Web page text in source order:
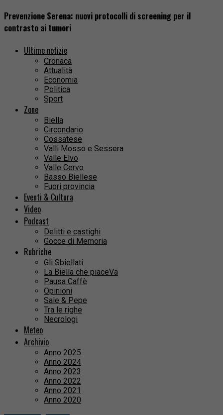
Prevenzione Serena: nuovi protocolli di screening per il
contrasto ai tumori
Ultime notizie
Cronaca
Attualità
Economia
Politica
Sport
Zone
Biella
Circondario
Cossatese
Valli Mosso e Sessera
Valle Elvo
Valle Cervo
Basso Biellese
Fuori provincia
Eventi & Cultura
Video
Podcast
Delitti e castighi
Gocce di Memoria
Rubriche
Gli Sbiellati
La Biella che piaceVa
Pausa Caffè
Opinioni
Sale & Pepe
Tra le righe
Necrologi
Meteo
Archivio
Anno 2025
Anno 2024
Anno 2023
Anno 2022
Anno 2021
Anno 2020